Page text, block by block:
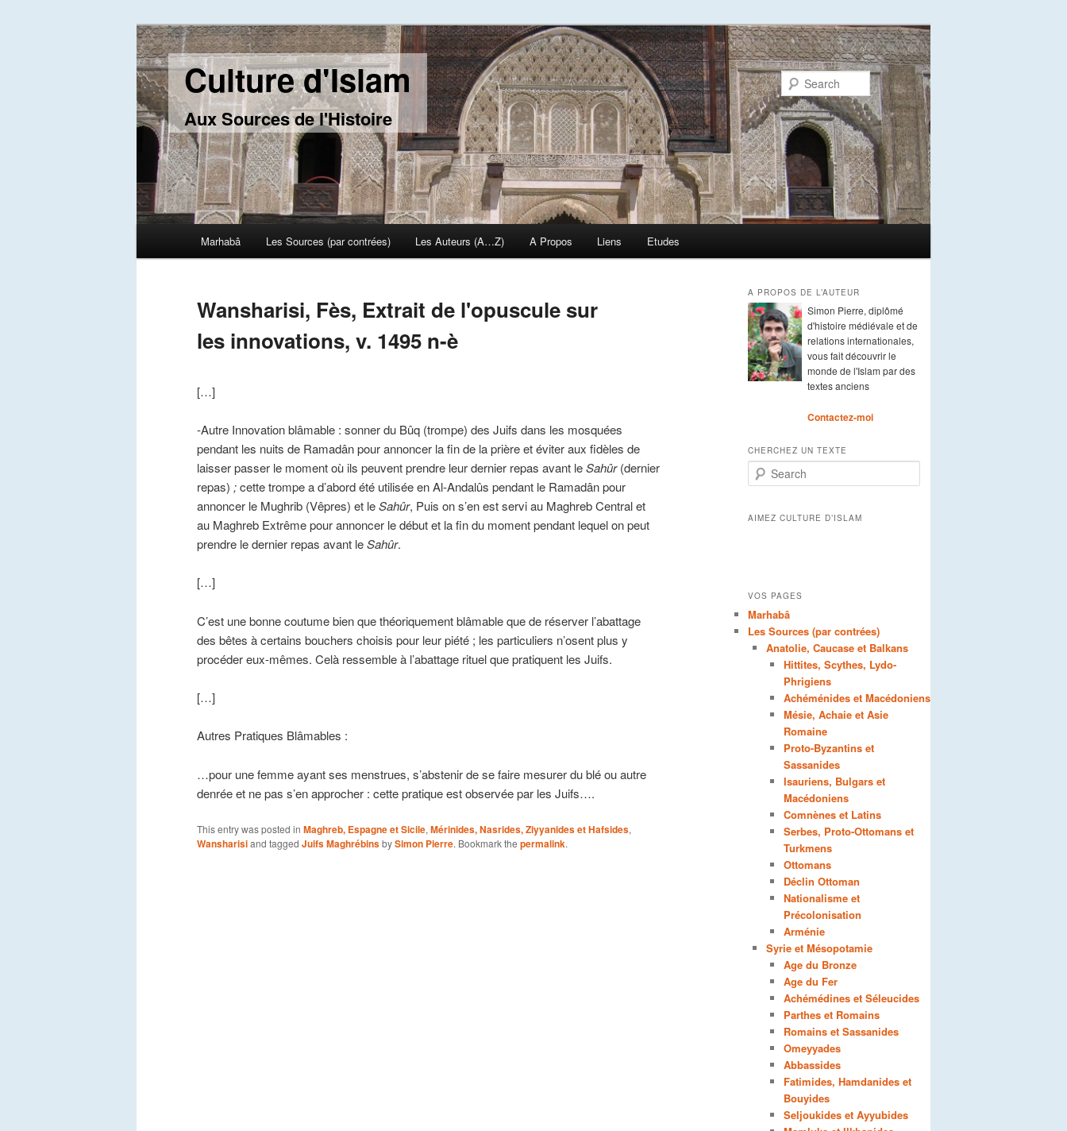
Culture d'Islam
Aux Sources de l'Histoire
Search
Skip to primary content
Skip to secondary content
Marhabâ Les Sources (par contrées) Les Auteurs (A…Z) A Propos Liens Etudes
Wansharisi, Fès, Extrait de l'opuscule sur
les innovations, v. 1495 n-è
[…]
-Autre Innovation blâmable : sonner du Bûq (trompe) des Juifs dans les mosquées
pendant les nuits de Ramadân pour annoncer la fin de la prière et éviter aux fidèles de
laisser passer le moment où ils peuvent prendre leur dernier repas avant leSahûr(dernier
repas) ;cette trompe a d’abord été utilisée en Al-Andalûs pendant le Ramadân pour
annoncer le Mughrib (Vêpres) et leSahûr, Puis on s’en est servi au Maghreb Central et
au Maghreb Extrême pour annoncer le début et la fin du moment pendant lequel on peut
prendre le dernier repas avant leSahûr.
[…]
C’est une bonne coutume bien que théoriquement blâmable que de réserver l’abattage
des bêtes à certains bouchers choisis pour leur piété ; les particuliers n’osent plus y
procéder eux-mêmes. Celà ressemble à l’abattage rituel que pratiquent les Juifs.
[…]
Autres Pratiques Blâmables :
…pour une femme ayant ses menstrues, s’abstenir de se faire mesurer du blé ou autre
denrée et ne pas s’en approcher : cette pratique est observée par les Juifs….
This entry was posted in Maghreb, Espagne et Sicile, Mérinides, Nasrides, Ziyyanides et Hafsides,
Wansharisiand tagged Juifs MaghrébinsbySimon Pierre. Bookmark the permalink.
A PROPOS DE L’AUTEUR
Simon Pierre, diplômé
d'histoire médiévale et de
relations internationales,
vous fait découvrir le
monde de l'Islam par des
textes anciens
Contactez-moi
CHERCHEZ UN TEXTE
Search
AIMEZ CULTURE D’ISLAM
VOS PAGES
Marhabâ
Les Sources (par contrées)
Anatolie, Caucase et Balkans
Hittites, Scythes, Lydo-
Phrigiens
Achéménides et Macédoniens
Mésie, Achaie et Asie
Romaine
Proto-Byzantins et
Sassanides
Isauriens, Bulgars et
Macédoniens
Comnènes et Latins
Serbes, Proto-Ottomans et
Turkmens
Ottomans
Déclin Ottoman
Nationalisme et
Précolonisation
Arménie
Syrie et Mésopotamie
Age du Bronze
Age du Fer
Achémédines et Séleucides
Parthes et Romains
Romains et Sassanides
Omeyyades
Abbassides
Fatimides, Hamdanides et
Bouyides
Seljoukides et Ayyubides